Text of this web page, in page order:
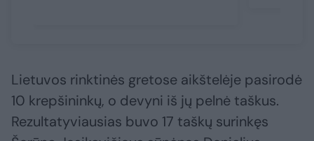
Lietuvos rinktinės gretose aikštelėje pasirodė
10 krepšininkų, o devyni iš jų pelnė taškus.
Rezultatyviausias buvo 17 taškų surinkęs